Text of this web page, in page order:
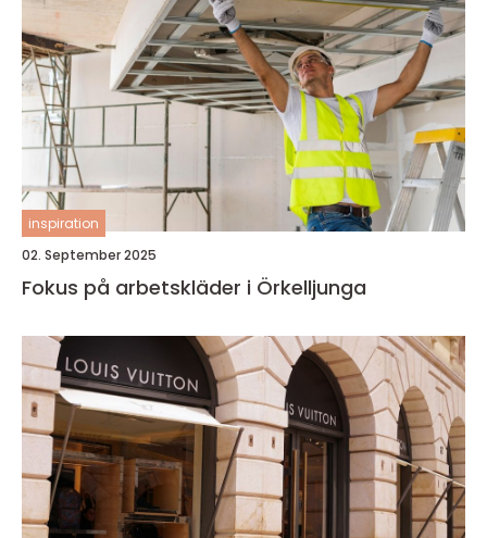
inspiration
02. September 2025
Fokus på arbetskläder i Örkelljunga